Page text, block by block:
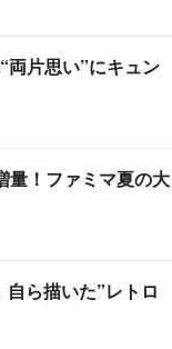
両片思い”にキュン
量！ファミマ夏の大
ら描いた”レトロ